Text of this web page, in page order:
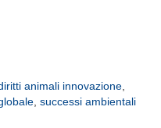
animali innovazione
,successi ambientali